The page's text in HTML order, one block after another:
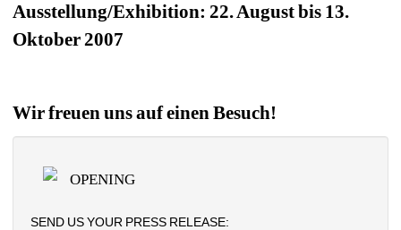
Ausstellung/Exhibition: 22. August bis 13.
Oktober 2007
Wir freuen uns auf einen Besuch!
OPENING
SEND US YOUR PRESS RELEASE: